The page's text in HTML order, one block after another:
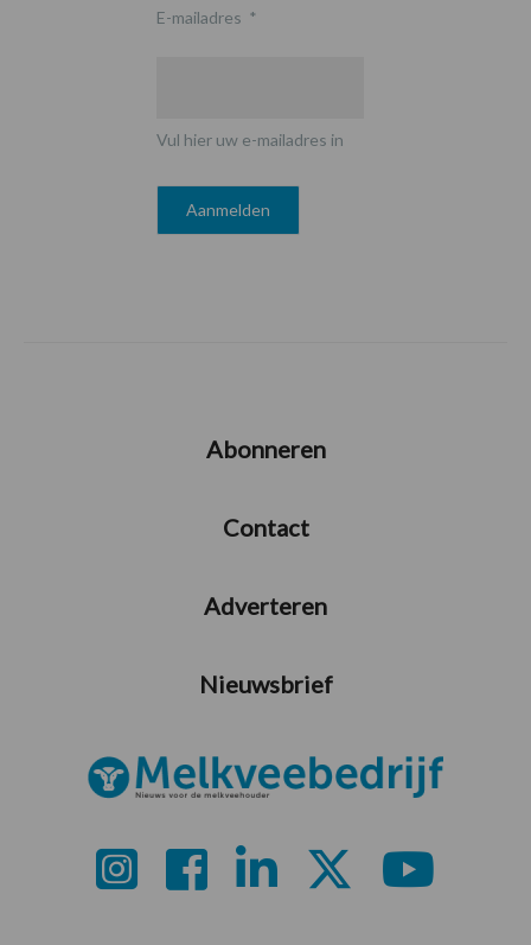
E-mailadres *
Vul hier uw e-mailadres in
Abonneren
Contact
Adverteren
Nieuwsbrief